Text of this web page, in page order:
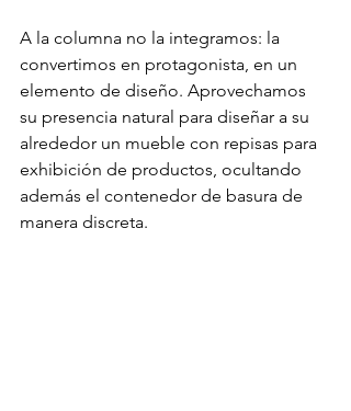
A la columna no la integramos: la
convertimos en protagonista, en un
elemento de diseño. Aprovechamos
su presencia natural para diseñar a su
alrededor un mueble con repisas para
exhibición de productos, ocultando
además el contenedor de basura de
manera discreta.